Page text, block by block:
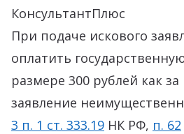
КонсультантПлюс
При подаче искового
оплатить
размере 300 рублей как за
заявление
3 п. 1 ст. 333.19 НК РФ, п. 62